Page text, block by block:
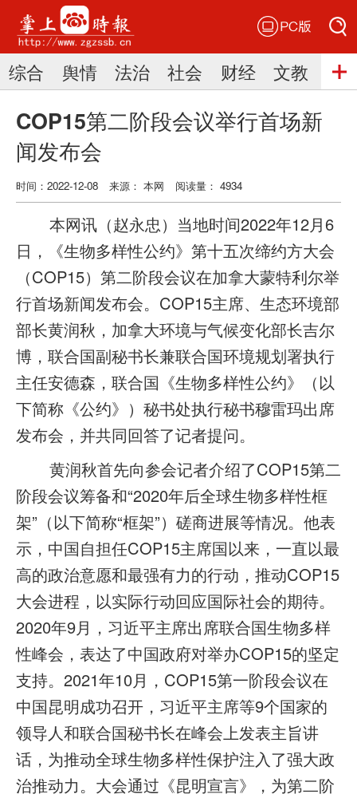
搜索
搜索
综合 舆情 法治 社会 财经 文教 三
COP15第二阶段会议举行首场新
闻发布会
时间：2022-12-08 来源： 本网 阅读量： 4934
本网讯（赵永忠）当地时间2022年12月6
日，《生物多样性公约》第十五次缔约方大会
（COP15）第二阶段会议在加拿大蒙特利尔举
行首场新闻发布会。COP15主席、生态环境部
部长黄润秋，加拿大环境与气候变化部长吉尔
博，联合国副秘书长兼联合国环境规划署执行
主任安德森，联合国《生物多样性公约》（以
下简称《公约》）秘书处执行秘书穆雷玛出席
发布会，并共同回答了记者提问。
黄润秋首先向参会记者介绍了COP15第二
阶段会议筹备和“2020年后全球生物多样性框
架”（以下简称“框架”）磋商进展等情况。他表
示，中国自担任COP15主席国以来，一直以最
高的政治意愿和最强有力的行动，推动COP15
大会进程，以实际行动回应国际社会的期待。
2020年9月，习近平主席出席联合国生物多样
性峰会，表达了中国政府对举办COP15的坚定
支持。2021年10月，COP15第一阶段会议在
中国昆明成功召开，习近平主席等9个国家的
领导人和联合国秘书长在峰会上发表主旨讲
话，为推动全球生物多样性保护注入了强大政
治推动力。大会通过《昆明宣言》，为第二阶